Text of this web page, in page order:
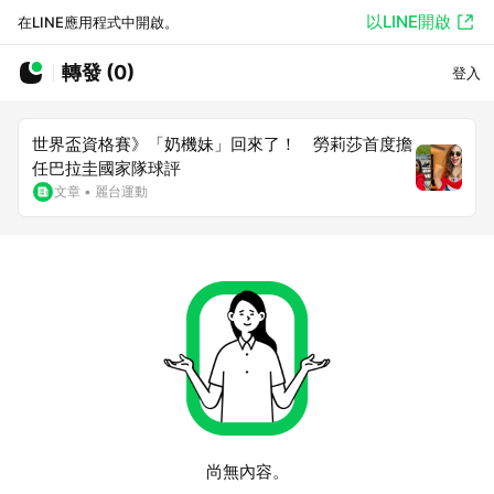
在LINE應用程式中開啟。 以LINE開啟
轉發 (0) 登入
世界盃資格賽》「奶機妹」回來了！ 勞莉莎首度擔
任巴拉圭國家隊球評
文章 • 麗台運動
尚無內容。